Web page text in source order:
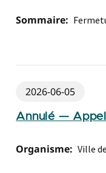
Sommaire:
Annulé —
2026-06-05
Organisme: Ville